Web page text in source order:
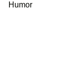
Humor